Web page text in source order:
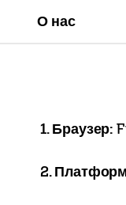
О нас
1. Браузер:
2.